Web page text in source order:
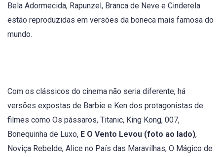
Bela Adormecida, Rapunzel, Branca de Neve e Cinderela
estão reproduzidas em versões da boneca mais famosa do
mundo.
Com os clássicos do cinema não seria diferente, há
versões expostas de Barbie e Ken dos protagonistas de
filmes como Os pássaros, Titanic, King Kong, 007,
Bonequinha de Luxo, E O Vento Levou (foto ao lado),
Noviça Rebelde, Alice no País das Maravilhas, O Mágico de